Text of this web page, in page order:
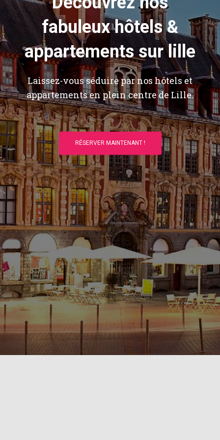
fabuleux hôtels &
appartements sur lille
Laissez-vous séduire par nos hôtels et
appartements en plein centre de Lille.
RÉSERVER MAINTENANT !